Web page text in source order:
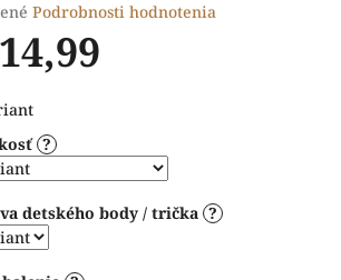
Podrobnosti hodnotenia
?
detského body / trička ?